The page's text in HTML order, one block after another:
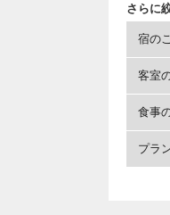
さらに
宿の
客室
食事
プラ